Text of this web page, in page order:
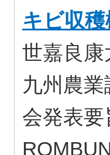
キビ収
世嘉良
九州農
会発表